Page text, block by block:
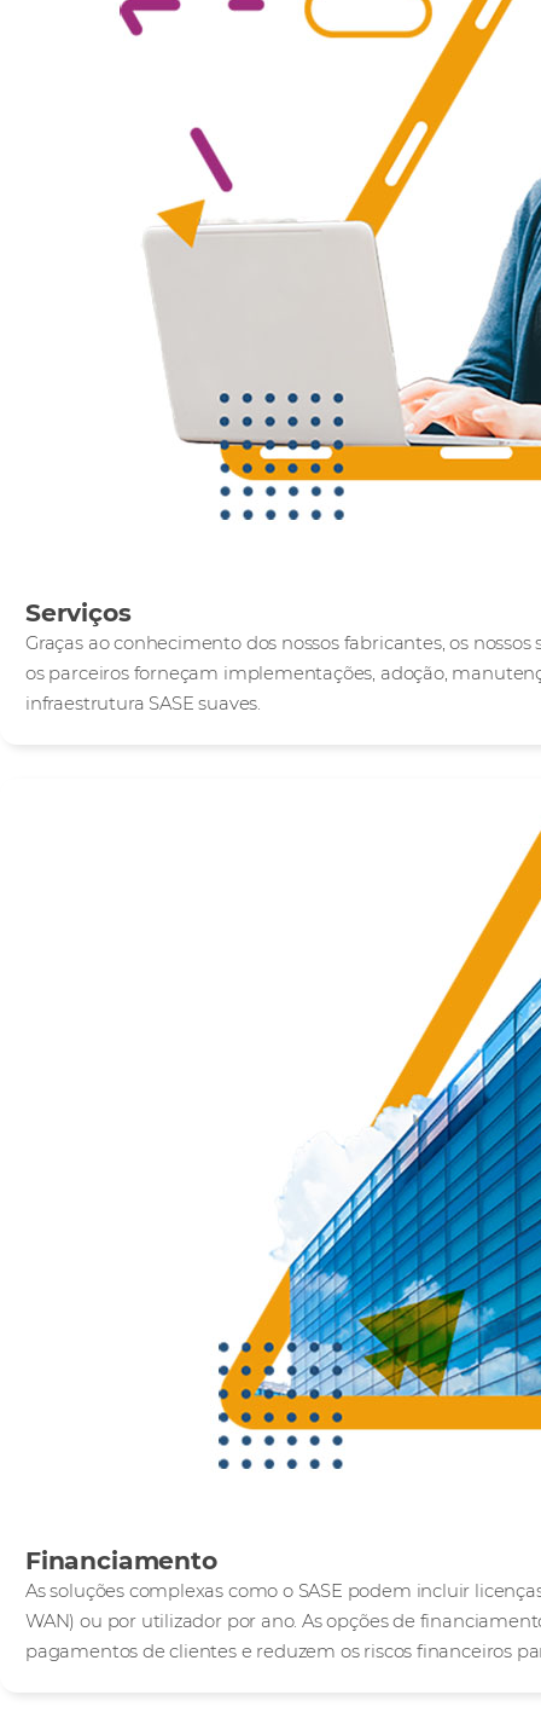
Serviços
Graças ao conhecimento dos nossos fabricantes, os
os parceiros forneçam implementações, adoção,
infraestrutura SASE suaves.
Financiamento
As soluções complexas como o SASE podem incluir
WAN) ou por utilizador por ano. As opções de
pagamentos de clientes e reduzem os riscos financeiros